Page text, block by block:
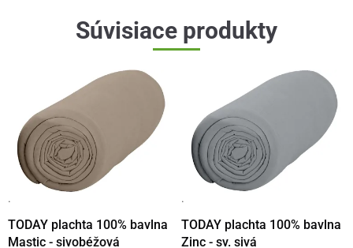
Súvisiace produkty
·
TODAY plachta 100% bavlna
Mastic - sivobéžová
·
TODAY plachta 100% bavlna
Zinc - sv. sivá